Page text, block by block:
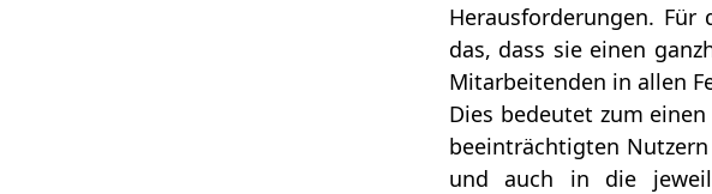
Herausforderungen.
das, dass sie einen
Mitarbeitenden in allen
Dies bedeutet zum
beeinträchtigten
und auch in die